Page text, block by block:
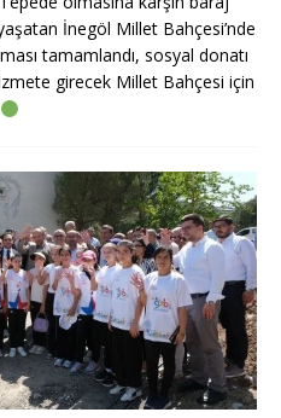
İnegöl Millet Bahçesi’nde
tamamlandı, sosyal donatı
girecek Millet Bahçesi için